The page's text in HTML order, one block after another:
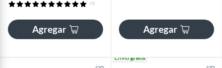
(4)
Agregar Agregar
Envíogratis